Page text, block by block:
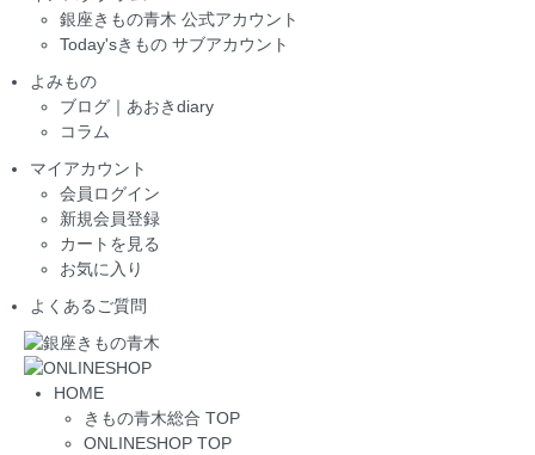
銀座きもの青木 公式アカウント
Today'sきもの サブアカウント
よみもの
ブログ｜あおきdiary
コラム
マイアカウント
会員ログイン
新規会員登録
カートを見る
お気に入り
よくあるご質問
HOME
きもの青木総合 TOP
ONLINESHOP TOP